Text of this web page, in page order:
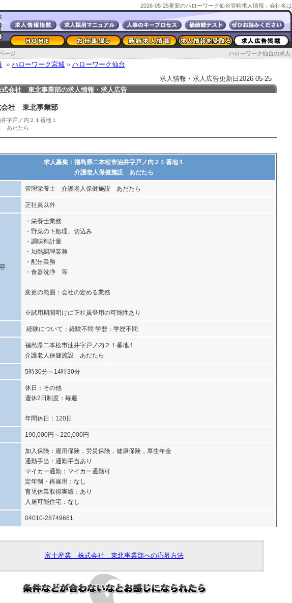
2026-05-25更新のハローワーク仙台管轄求人情報：会社名は
ハローワーク仙台の求人
ージ
» ハローワーク宮城 » ハローワーク仙台
求人情報・求人広告更新日2026-05-25
会社 東北事業部の求人情報・求人広告
社 東北事業部
字戸ノ内２１番地１
あだたら
求人募集：福島県二本松市油井字戸ノ内２１番地１
介護老人保健施設 あだたら
管理栄養士 介護老人保健施設 あだたら
正社員以外
・栄養士業務
・野菜の下処理、切込み
・調味料計量
・加熱調理業務
・配缶業務
・食器洗浄 等
変更の範囲：会社の定める業務
※試用期間明けに正社員登用の可能性あり
経験について：経験不問 学歴：学歴不問
福島県二本松市油井字戸ノ内２１番地１
介護老人保健施設 あだたら
5時30分～14時30分
休日：その他
週休2日制度：毎週
年間休日：120日
190,000円～220,000円
加入保険：雇用保険，労災保険，健康保険，厚生年金
通勤手当：通勤手当あり
マイカー通勤：マイカー通勤可
定年制・再雇用：なし
育児休業取得実績：あり
入居可能住宅：なし
04010-28749661
富士産業 株式会社 東北事業部への応募方法